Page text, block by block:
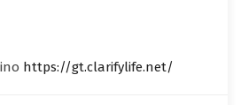
https://gt.clarifylife.net/